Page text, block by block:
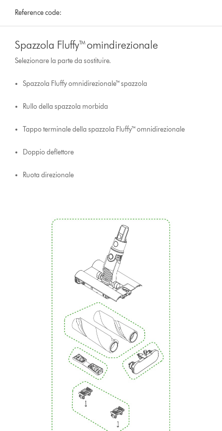
Reference code:
Spazzola Fluffy™ omindirezionale
Selezionare la parte da sostituire.
Spazzola Fluffy omnidirezionale™ spazzola
Rullo della spazzola morbida
Tappo terminale della spazzola Fluffy™ omnidirezionale
Doppio deflettore
Ruota direzionale